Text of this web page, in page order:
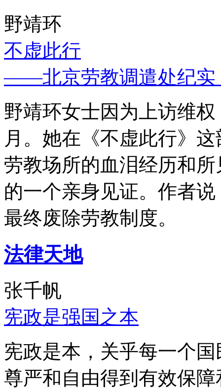
野靖环
不虚此行
——北京劳教调遣处纪实
野靖环女士因为上访维
月。她在《不虚此行》
劳教场所的血泪经历和
的一个亲身见证。作者
最终废除劳教制度。
法律天地
张千帆
宪政是强国之本
宪政是本，关乎每一个
尊严和自由得到有效保